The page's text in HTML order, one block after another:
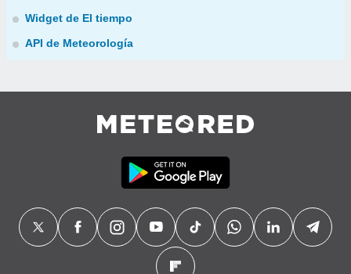
Widget de El tiempo
API de Meteorología